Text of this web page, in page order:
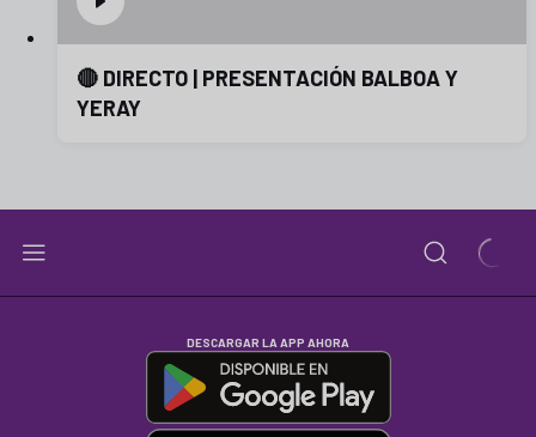
🔴 DIRECTO | PRESENTACIÓN BALBOA Y
YERAY
DESCARGAR LA APP AHORA